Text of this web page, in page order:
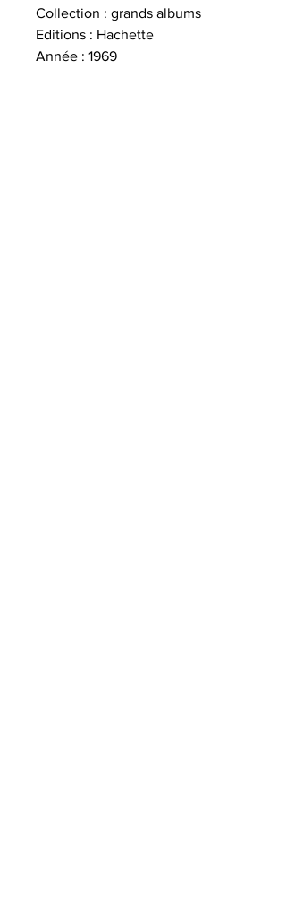
Collection : grands albums
Editions : Hachette
Année : 1969